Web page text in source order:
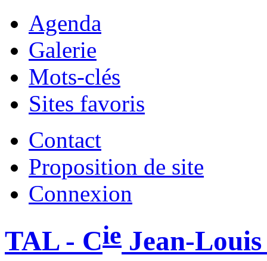
Agenda
Galerie
Mots-clés
Sites favoris
Contact
Proposition de site
Connexion
TAL - Cie Jean-